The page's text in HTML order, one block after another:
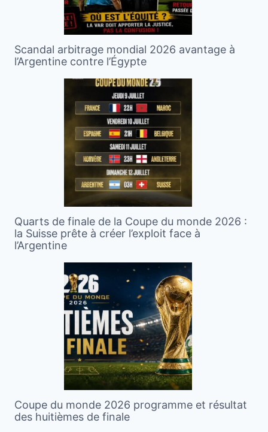
Scandal arbitrage mondial 2026 avantage à
l’Argentine contre l’Égypte
Quarts de finale de la Coupe du monde 2026 :
la Suisse prête à créer l’exploit face à
l’Argentine
Coupe du monde 2026 programme et résultat
des huitièmes de finale